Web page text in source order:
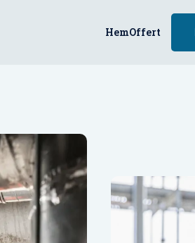
HemOffert